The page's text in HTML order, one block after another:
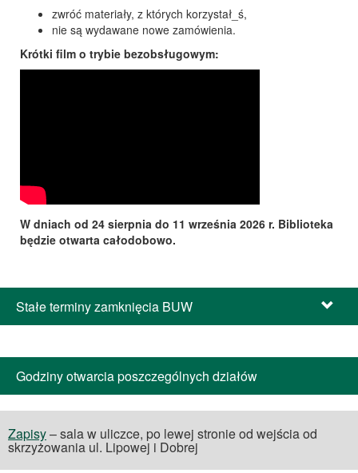
zwróć materiały, z których korzystał_ś,
nie są wydawane nowe zamówienia.
Krótki film o trybie bezobsługowym:
W dniach od 24 sierpnia do 11 września 2026 r. Biblioteka
będzie otwarta całodobowo.
Stałe terminy zamknięcia BUW
Godziny otwarcia poszczególnych działów
Zapisy– sala w uliczce, po lewej stronie od wejścia od
skrzyżowania ul. Lipowej i Dobrej